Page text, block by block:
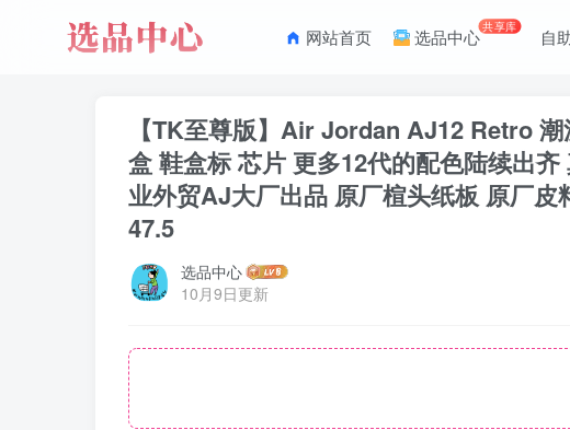
网站首页 选品中心共享库 自
【TK至尊版】Air Jordan AJ12 Retro
盒 鞋盒标 芯片 更多12代的配色陆续出
业外贸AJ大厂出品 原厂楦头纸板 原厂
47.5
选品中心
10月9日更新